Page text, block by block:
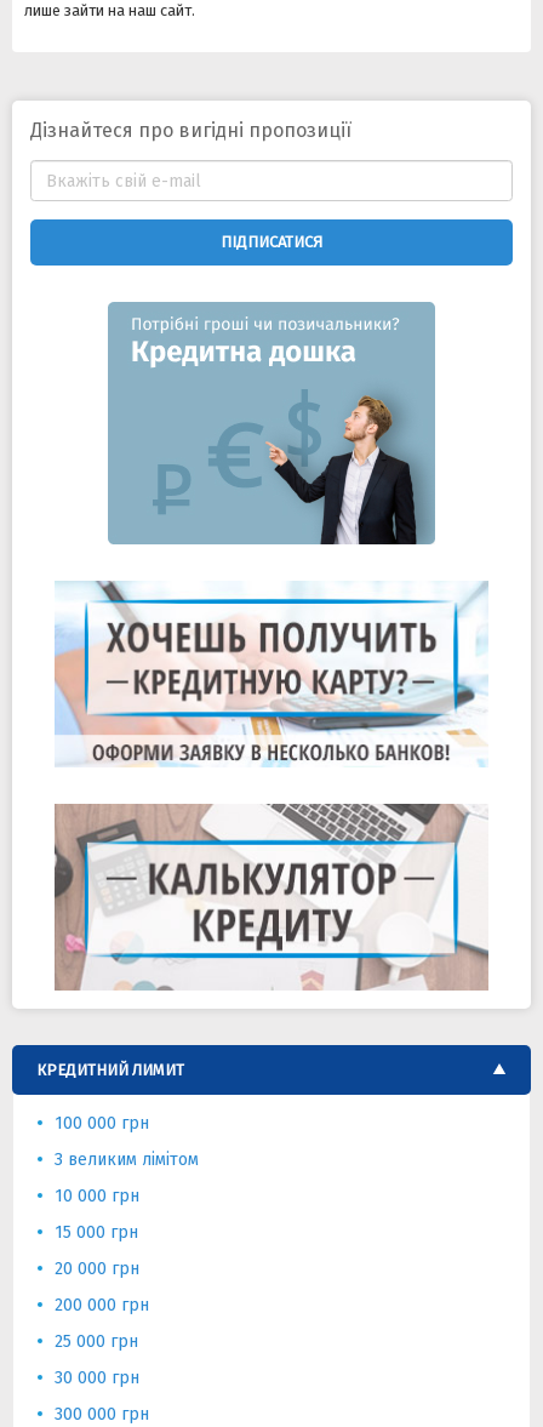
лише зайти на наш сайт.
Дізнайтеся про вигідні пропозиції
ПІДПИСАТИСЯ
КРЕДИТНИЙ ЛИМИТ
100 000 грн
З великим лімітом
10 000 грн
15 000 грн
20 000 грн
200 000 грн
25 000 грн
30 000 грн
300 000 грн